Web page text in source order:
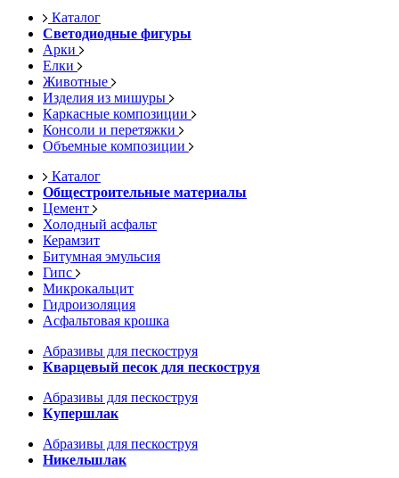
Каталог
Светодиодные фигуры
Арки
Елки
Животные
Изделия из мишуры
Каркасные композиции
Консоли и перетяжки
Объемные композиции
Каталог
Общестроительные материалы
Цемент
Холодный асфальт
Керамзит
Битумная эмульсия
Гипс
Микрокальцит
Гидроизоляция
Асфальтовая крошка
Абразивы для пескоструя
Кварцевый песок для пескоструя
Абразивы для пескоструя
Купершлак
Абразивы для пескоструя
Никельшлак